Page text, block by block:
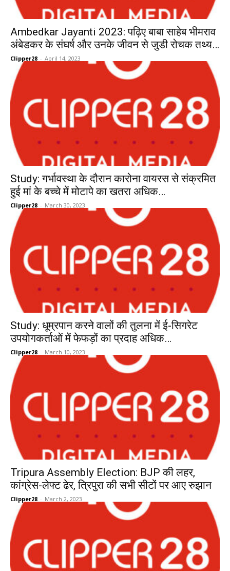
Ambedkar Jayanti 2023: पढ़िए बाबा साहेब भीमराव
अंबेडकर के संघर्ष और उनके जीवन से जुडी रोचक तथ्य…
Clipper28 - April 14, 2023
Study: गर्भावस्था के दौरान कारोना वायरस से संक्रमित
हुई मां के बच्चे में मोटापे का खतरा अधिक…
Clipper28 - March 30, 2023
Study: धूम्रपान करने वालों की तुलना में ई-सिगरेट
उपयोगकर्ताओं में फेफड़ों का प्रदाह अधिक…
Clipper28 - March 10, 2023
Tripura Assembly Election: BJP की लहर,
कांग्रेस-लेफ्ट ढेर, त्रिपुरा की सभी सीटों पर आए रुझान
Clipper28 - March 2, 2023